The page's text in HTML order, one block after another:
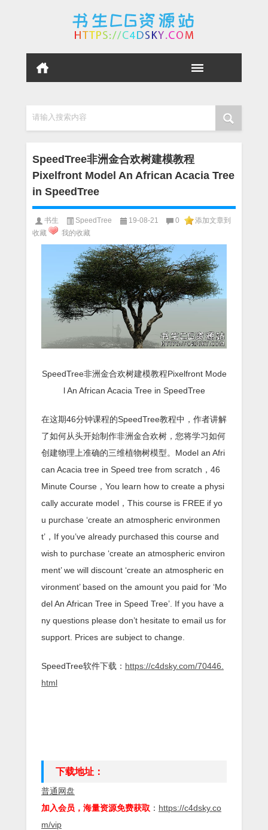
请输入搜索内容
SpeedTree非洲金合欢树建模教程
Pixelfront Model An African Acacia Tree
in SpeedTree
书生 SpeedTree 19-08-21 0
添加文章到
收藏
我的收藏
SpeedTree非洲金合欢树建模教程Pixelfront Mode
l An African Acacia Tree in SpeedTree
在这期46分钟课程的SpeedTree教程中，作者讲解
了如何从头开始制作非洲金合欢树，您将学习如何
创建物理上准确的三维植物树模型。Model an Afri
can Acacia tree in Speed tree from scratch，46
Minute Course，You learn how to create a physi
cally accurate model，This course is FREE if yo
u purchase ‘create an atmospheric environmen
t’，If you’ve already purchased this course and
wish to purchase ‘create an atmospheric environ
ment’ we will discount ‘create an atmospheric en
vironment’ based on the amount you paid for ‘Mo
del An African Tree in Speed Tree’. If you have a
ny questions please don’t hesitate to email us for
support. Prices are subject to change.
SpeedTree软件下载： https://c4dsky.com/70446.
html
下载地址：
普通网盘
加入会员，海量资源免费获取 ： https://c4dsky.co
m/vip